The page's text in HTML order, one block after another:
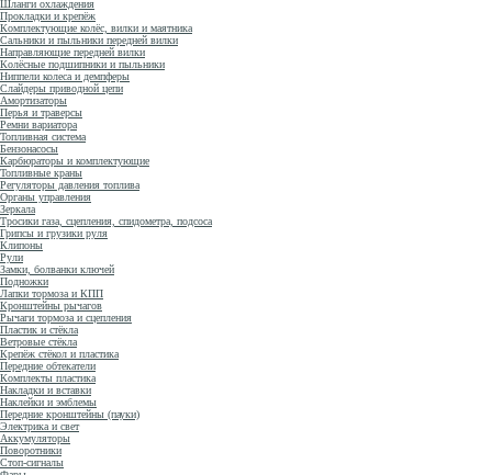
Шланги охлаждения
Прокладки и крепёж
Комплектующие колёс, вилки и маятника
Сальники и пыльники передней вилки
Направляющие передней вилки
Колёсные подшипники и пыльники
Ниппели колеса и демпферы
Слайдеры приводной цепи
Амортизаторы
Перья и траверсы
Ремни вариатора
Топливная система
Бензонасосы
Карбюраторы и комплектующие
Топливные краны
Регуляторы давления топлива
Органы управления
Зеркала
Тросики газа, сцепления, спидометра, подсоса
Грипсы и грузики руля
Клипоны
Рули
Замки, болванки ключей
Подножки
Лапки тормоза и КПП
Кронштейны рычагов
Рычаги тормоза и сцепления
Пластик и стёкла
Ветровые стёкла
Крепёж стёкол и пластика
Передние обтекатели
Комплекты пластика
Накладки и вставки
Наклейки и эмблемы
Передние кронштейны (пауки)
Электрика и свет
Аккумуляторы
Поворотники
Стоп-сигналы